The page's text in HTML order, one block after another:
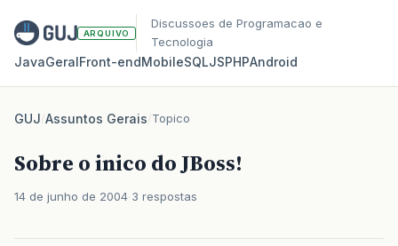
ARQUIVO
Discussoes de Programacao e
Tecnologia
JavaGeralFront‑endMobileSQLJSPHPAndroid
GUJ/Assuntos Gerais/Topico
Sobre o inico do JBoss!
14 de junho de 2004 3 respostas